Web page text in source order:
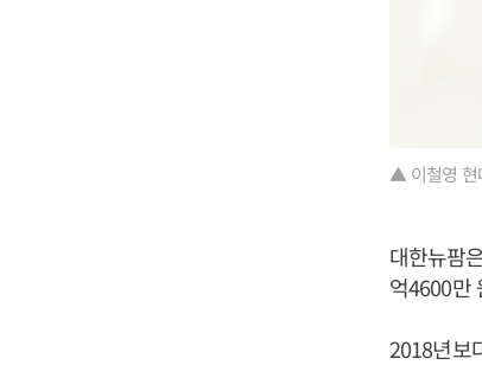
▲ 이철영 현
대한뉴팜
억4600만
2018년보